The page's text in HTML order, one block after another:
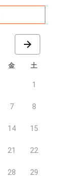
金 土
1
7 8
14 15
21 22
28 29